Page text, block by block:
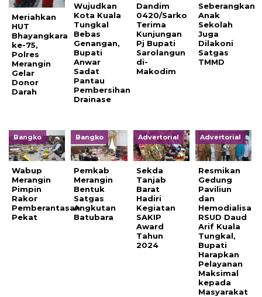
Meriahkan
HUT
Bhayangkara
ke-75,
Polres
Merangin
Gelar
Donor
Darah
Wujudkan
Kota Kuala
Tungkal
Bebas
Genangan,
Bupati
Anwar
Sadat
Pantau
Pembersihan
Drainase
Dandim
0420/Sarko
Terima
Kunjungan
Pj Bupati
Sarolangun
di-
Makodim
Seberangkan
Anak
Sekolah
Juga
Dilakoni
Satgas
TMMD
Bangko
Wabup
Merangin
Pimpin
Rakor
Pemberantasan
Pekat
Bangko
Pemkab
Merangin
Bentuk
Satgas
Angkutan
Batubara
Advertorial
Sekda
Tanjab
Barat
Hadiri
Kegiatan
SAKIP
Award
Tahun
2024
Advertorial
Resmikan
Gedung
Paviliun
dan
Hemodialisa
RSUD Daud
Arif Kuala
Tungkal,
Bupati
Harapkan
Pelayanan
Maksimal
kepada
Masyarakat